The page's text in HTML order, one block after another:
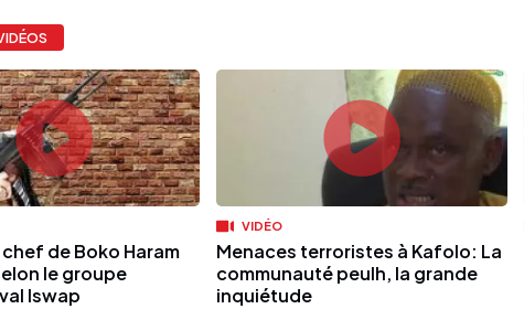
chef de Boko Haram
le groupe
Iswap
VIDÉO
Menaces terroristes à Kafolo: La
communauté peulh, la grande
inquiétude